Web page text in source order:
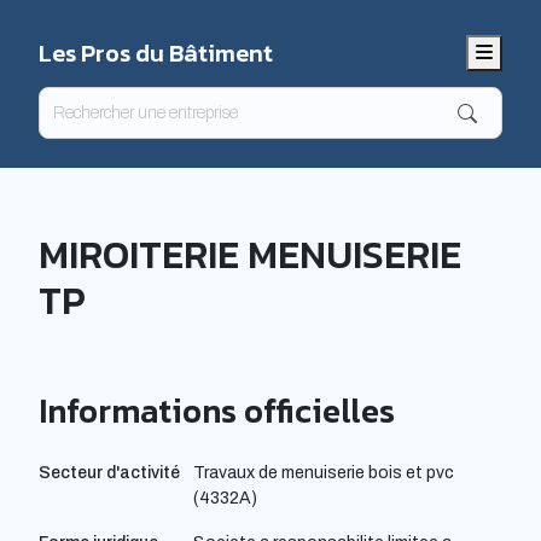
Les Pros du Bâtiment Menu
MIROITERIE MENUISERIE
TP
Informations officielles
Secteur d'activité
Travaux de menuiserie bois et pvc
(4332A)